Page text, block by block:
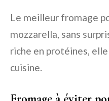
Le meilleur fromage
mozzarella, sans
riche en protéines,
cuisine.